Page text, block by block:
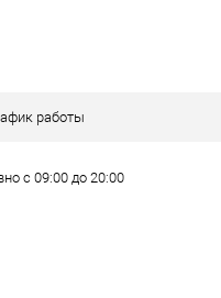
работы
с 09:00 до 20:00